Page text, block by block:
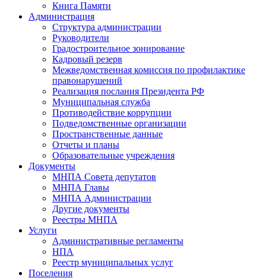
Книга Памяти
Администрация
Структура администрации
Руководители
Градостроительное зонирование
Кадровый резерв
Межведомственная комиссия по профилактике
правонарушений
Реализация послания Президента РФ
Муниципальная служба
Противодействие коррупции
Подведомственные организации
Пространственные данные
Отчеты и планы
Образовательные учреждения
Документы
МНПА Совета депутатов
МНПА Главы
МНПА Администрации
Другие документы
Реестры МНПА
Услуги
Административные регламенты
НПА
Реестр муниципальных услуг
Поселения